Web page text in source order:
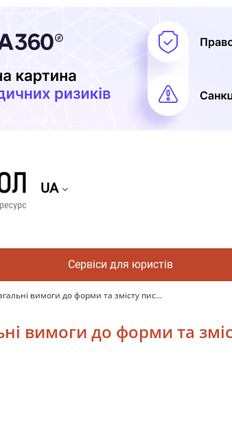
UA
Сервіси для юристів
вимоги до форми та змісту пис...
вимоги до форми та